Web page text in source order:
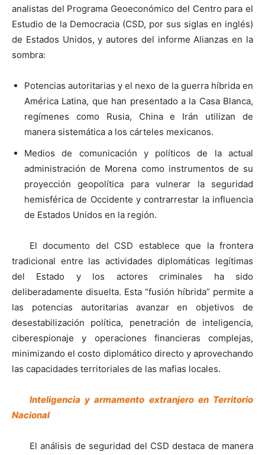
analistas del Programa Geoeconómico del Centro para el
Estudio de la Democracia (CSD, por sus siglas en inglés)
de Estados Unidos, y autores del informe Alianzas en la
sombra:
Potencias autoritarias y el nexo de la guerra híbrida en
América Latina, que han presentado a la Casa Blanca,
regímenes como Rusia, China e Irán utilizan de
manera sistemática a los cárteles mexicanos.
Medios de comunicación y políticos de la actual
administración de Morena como instrumentos de su
proyección geopolítica para vulnerar la seguridad
hemisférica de Occidente y contrarrestar la influencia
de Estados Unidos en la región.
El documento del CSD establece que la frontera
tradicional entre las actividades diplomáticas legítimas
del Estado y los actores criminales ha sido
deliberadamente disuelta. Esta “fusión híbrida” permite a
las potencias autoritarias avanzar en objetivos de
desestabilización política, penetración de inteligencia,
ciberespionaje y operaciones financieras complejas,
minimizando el costo diplomático directo y aprovechando
las capacidades territoriales de las mafias locales.
Inteligencia y armamento extranjero en Territorio
Nacional
El análisis de seguridad del CSD destaca de manera